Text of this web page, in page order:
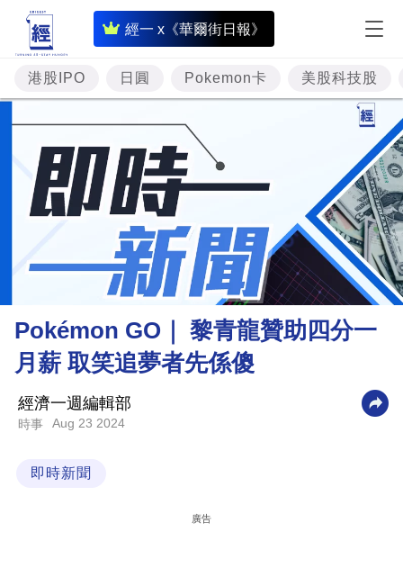
經一 x《華爾街日報》
即
時
財
經
專
題
投
資
樓
市
財
商
業
科
港股IPO 日圓 Pokemon卡 美股科技股
Pokémon GO｜ 黎青龍贊助四分一
月薪 取笑追夢者先係傻
經濟一週編輯部
時事 Aug 23 2024
即時新聞
廣告